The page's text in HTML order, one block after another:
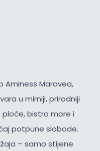
Aminess Maravea,
u mirniji, prirodniji
bistro more i
potpune slobode.
– samo stijene